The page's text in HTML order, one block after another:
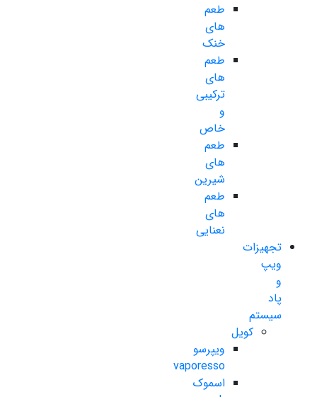
طعم
های
خنک
طعم
های
ترکیبی
و
خاص
طعم
های
شیرین
طعم
های
نعنایی
تجهیزات
ویپ
و
پاد
سیستم
کویل
ویپرسو
vaporesso
اسموک